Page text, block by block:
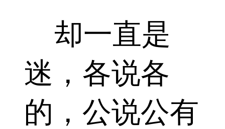
却一直是
迷，各说各
的，公说公有